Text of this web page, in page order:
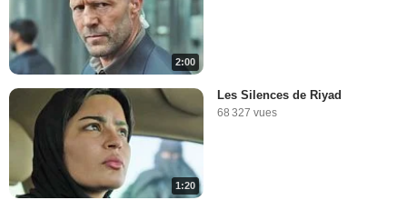
2:00
1:20
Les Silences de Riyad
68 327 vues